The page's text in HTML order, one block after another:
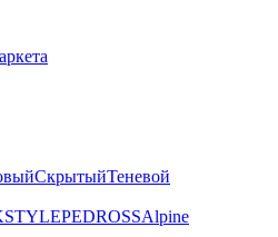
СкрытыйТеневой
PEDROSSAlpine